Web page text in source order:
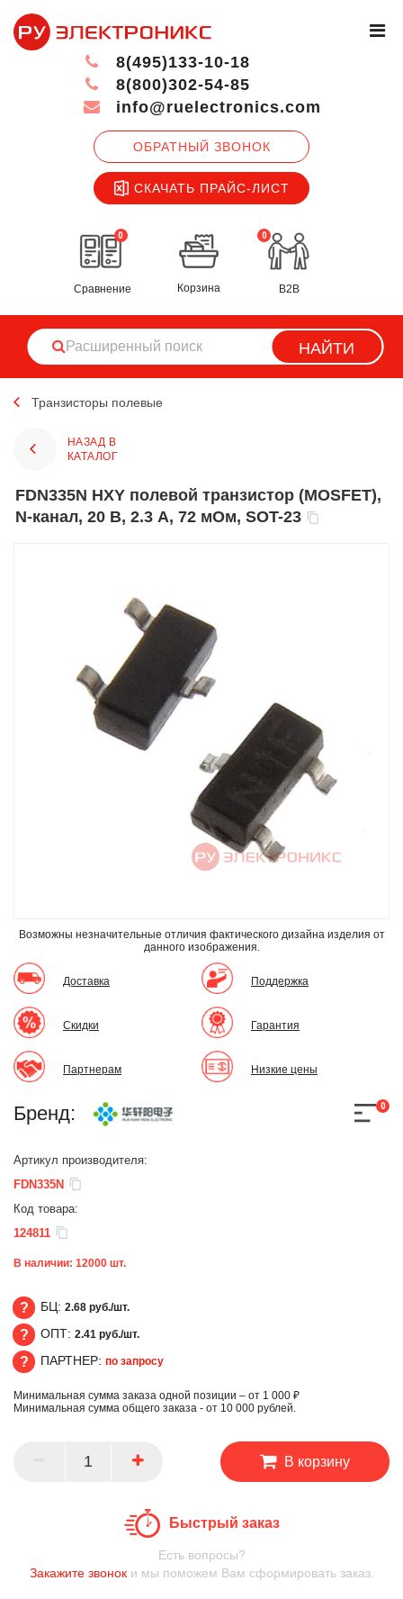
ОБРАТНЫЙ ЗВОНОК
СКАЧАТЬ ПРАЙС-ЛИСТ
8(495)133-10-18
8(800)302-54-85
info@ruelectronics.com
0
Сравнение
0
Корзина B2B
НАЙТИ
Транзисторы полевые
НАЗАД В
КАТАЛОГ
FDN335N HXY полевой транзистор (MOSFET),
N-канал, 20 В, 2.3 А, 72 мОм, SOT-23
Возможны незначительные отличия фактического дизайна изделия от
данного изображения.
Доставка
Скидки
Партнерам
Поддержка
Гарантия
Низкие цены
Бренд: 0
Артикул производителя:
FDN335N
Код товара:
124811
В наличии: 12000 шт.
БЦ
БЦ: 2.68 руб./шт.
ОПТ
ОПТ: 2.41 руб./шт.
ПАРТНЕР
ПАРТНЕР: по запросу
Минимальная сумма заказа одной позиции – от 1 000 ₽
Минимальная сумма общего заказа - от 10 000 рублей.
В корзину
Быстрый заказ
Есть вопросы?
Закажите звоноки мы поможем Вам сформировать заказ.